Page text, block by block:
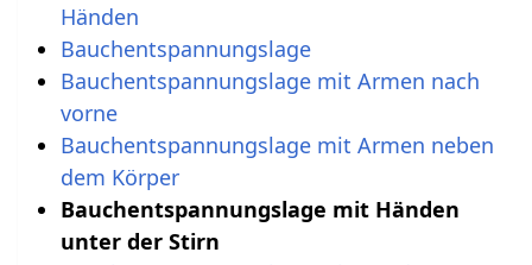
Händen
Bauchentspannungslage
Bauchentspannungslage mit Armen nach
vorne
Bauchentspannungslage mit Armen neben
dem Körper
Bauchentspannungslage mit Händen
unter der Stirn